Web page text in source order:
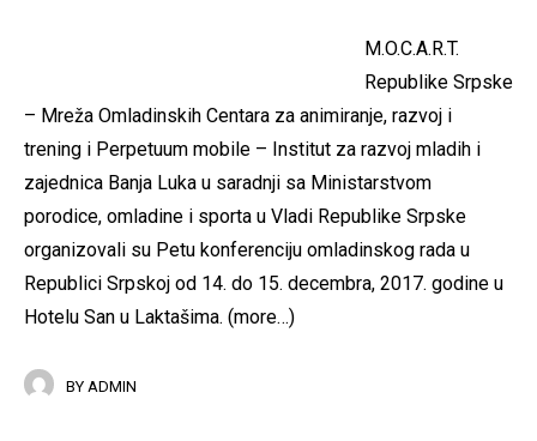
M.O.C.A.R.T.
Republike Srpske
– Mreža Omladinskih Centara za animiranje, razvoj i
trening i Perpetuum mobile – Institut za razvoj mladih i
zajednica Banja Luka u saradnji sa Ministarstvom
porodice, omladine i sporta u Vladi Republike Srpske
organizovali su Petu konferenciju omladinskog rada u
Republici Srpskoj od 14. do 15. decembra, 2017. godine u
Hotelu San u Laktašima. (more…)
BY ADMIN